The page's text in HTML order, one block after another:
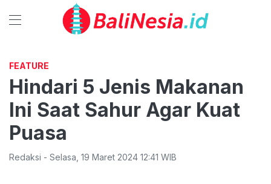
FEATURE
Hindari 5 Jenis Makanan
Ini Saat Sahur Agar Kuat
Puasa
Redaksi - Selasa 19 Maret 2024 12:41 WIB